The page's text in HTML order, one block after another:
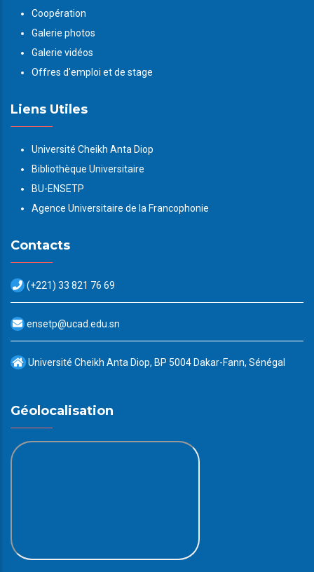
Coopération
Galerie photos
Galerie vidéos
Offres d'emploi et de stage
Liens Utiles
Université Cheikh Anta Diop
Bibliothèque Universitaire
BU-ENSETP
Agence Universitaire de la Francophonie
Contacts
(+221) 33 821 76 69
ensetp@ucad.edu.sn
Université Cheikh Anta Diop, BP 5004 Dakar-Fann, Sénégal
Géolocalisation